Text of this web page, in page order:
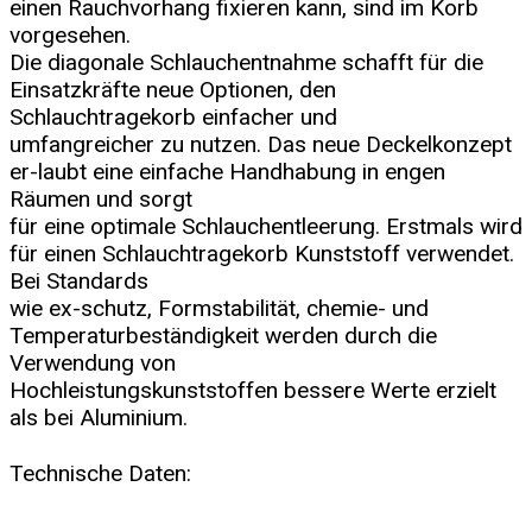
einen Rauchvorhang fixieren kann, sind im Korb
vorgesehen.
Die diagonale Schlauchentnahme schafft für die
Einsatzkräfte neue Optionen, den
Schlauchtragekorb einfacher und
umfangreicher zu nutzen. Das neue Deckelkonzept
er-laubt eine einfache Handhabung in engen
Räumen und sorgt
für eine optimale Schlauchentleerung. Erstmals wird
für einen Schlauchtragekorb Kunststoff verwendet.
Bei Standards
wie ex-schutz, Formstabilität, chemie- und
Temperaturbeständigkeit werden durch die
Verwendung von
Hochleistungskunststoffen bessere Werte erzielt
als bei Aluminium.
Technische Daten: